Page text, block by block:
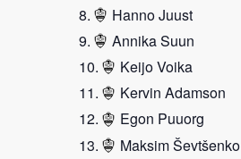
Hanno Juust
Annika Suun
Keijo Voika
Kervin Adamson
Egon Puuorg
Maksim Ševtšenko